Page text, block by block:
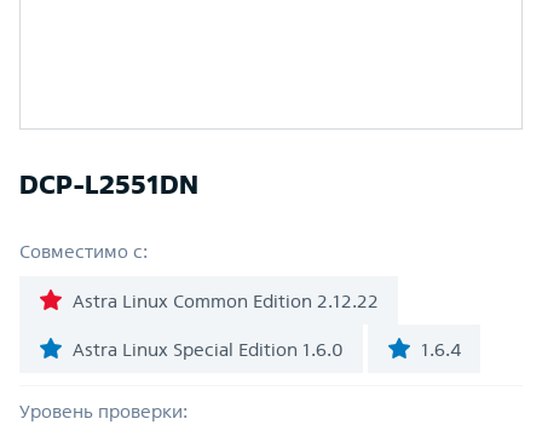
DCP-L2551DN
Совместимо с:
Astra Linux Common Edition 2.12.22
Astra Linux Special Edition 1.6.0 1.6.4
Уровень проверки: